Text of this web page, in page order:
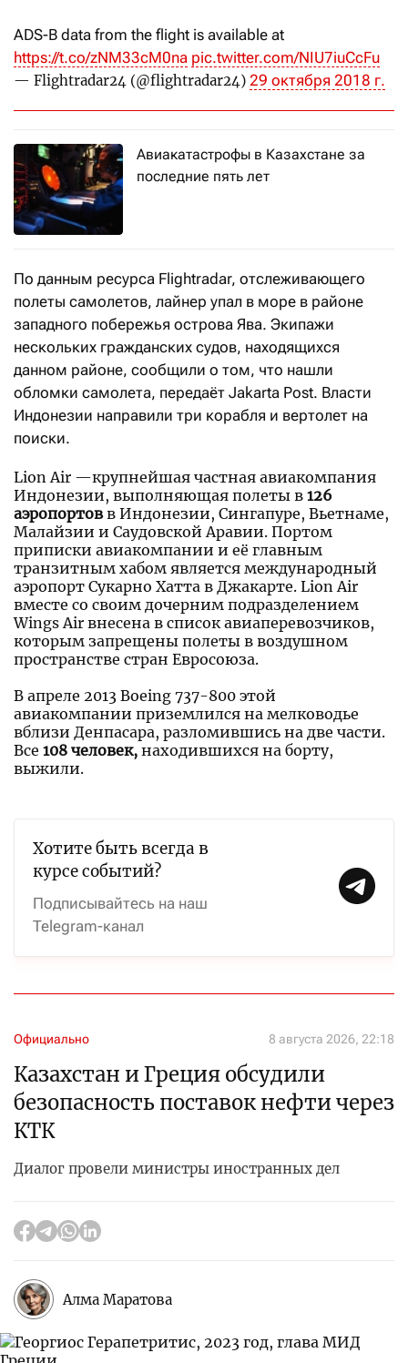
ADS-B data from the flight is available at
https://t.co/zNM33cM0na pic.twitter.com/NIU7iuCcFu
— Flightradar24 (@flightradar24) 29 октября 2018 г.
Авиакатастрофы в Казахстане за
последние пять лет
По данным ресурса Flightradar, отслеживающего
полеты самолетов, лайнер упал в море в районе
западного побережья острова Ява. Экипажи
нескольких гражданских судов, находящихся
данном районе, сообщили о том, что нашли
обломки самолета, передаёт Jakarta Post. Власти
Индонезии направили три корабля и вертолет на
поиски.
Lion Air —крупнейшая частная авиакомпания
Индонезии, выполняющая полеты в 126
аэропортовв Индонезии, Сингапуре, Вьетнаме,
Малайзии и Саудовской Аравии. Портом
приписки авиакомпании и её главным
транзитным хабом является международный
аэропорт Сукарно Хатта в Джакарте. Lion Air
вместе со своим дочерним подразделением
Wings Air внесена в список авиаперевозчиков,
которым запрещены полеты в воздушном
пространстве стран Евросоюза.
В апреле 2013 Boeing 737-800 этой
авиакомпании приземлился на мелководье
вблизи Денпасара, разломившись на две части.
Все 108 человек, находившихся на борту,
выжили.
Хотите быть всегда в
курсе событий?
Подписывайтесь на наш
Telegram-канал
Официально 8 августа 2026, 22:18
Казахстан и Греция обсудили
безопасность поставок нефти через
КТК
Диалог провели министры иностранных дел
Алма Маратова